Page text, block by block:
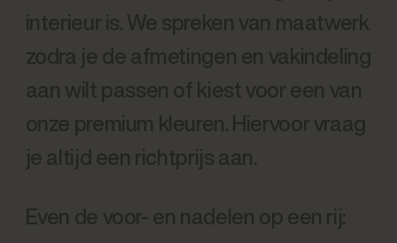
interieur is. We spreken van maatwerk
zodra je de afmetingen en vakindeling
aan wilt passen of kiest voor een van
onze premium kleuren. Hiervoor vraag
je altijd een richtprijs aan.
Even de voor- en nadelen op een rij: